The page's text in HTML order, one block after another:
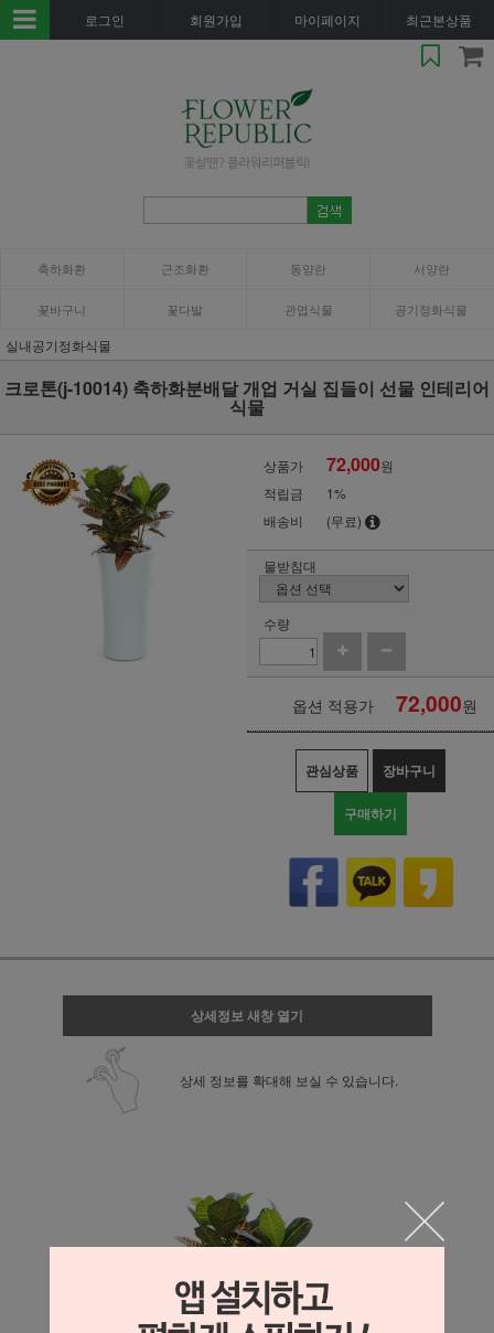
로그인 회원가입 마이페이지 최근본상품
축하화환 근조화환 동양란 서양란
꽃바구니 꽃다발 관엽식물 공기정화식물
실내공기정화식물
크로톤(j-10014) 축하화분배달 개업 거실 집들이 선물 인테리어
식물
상품가 72,000원
적립금
1%
배송비
(무료)
물받침대
수량
옵션 적용가 72,000원
관심상품 장바구니
구매하기
상세정보 새창 열기
상세 정보를 확대해 보실 수 있습니다.